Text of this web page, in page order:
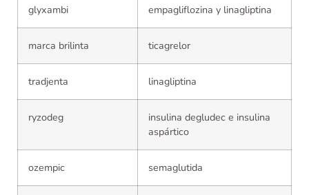
glyxambi empagliflozina y linagliptina
marca brilinta ticagrelor
tradjenta linagliptina
ryzodeg
insulina degludec e insulina
aspártico
ozempic semaglutida